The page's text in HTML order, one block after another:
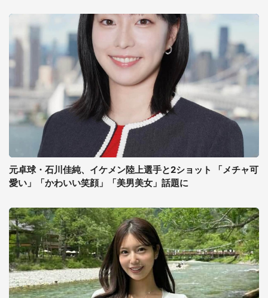
元卓球・石川佳純、イケメン陸上選手と2ショット 「メチャ可
愛い」「かわいい笑顔」「美男美女」話題に